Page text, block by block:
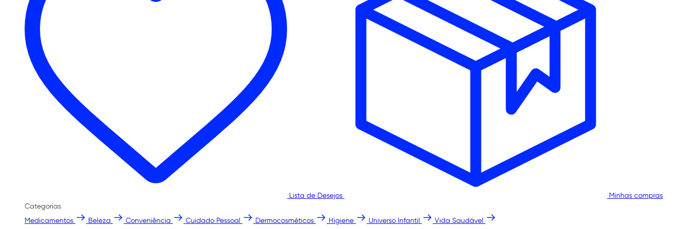
Lista de Desejos
Minhas compras
Categorias
Medicamentos
Beleza Conveniência Cuidado Pessoal Dermocosméticos Higiene Universo Infantil Vida Saudável